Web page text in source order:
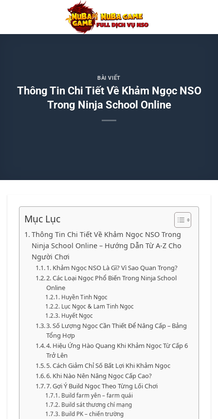
nội
BÀI VIẾT
Thông Tin Chi Tiết Về Khảm Ngọc NSO
Trong Ninja School Online
Mục Lục
Thông Tin Chi Tiết Về Khảm Ngọc NSO Trong
Ninja School Online – Hướng Dẫn Từ A-Z Cho
Người Chơi
1. Khảm Ngọc NSO Là Gì? Vì Sao Quan Trọng?
2. Các Loại Ngọc Phổ Biến Trong Ninja School
Online
Huyền Tinh Ngọc
Lục Ngọc & Lam Tinh Ngọc
Huyết Ngọc
3. Số Lượng Ngọc Cần Thiết Để Nâng Cấp – Bảng
Tổng Hợp
4. Hiệu Ứng Hào Quang Khi Khảm Ngọc Từ Cấp 6
Trở Lên
5. Cách Giảm Chỉ Số Bất Lợi Khi Khảm Ngọc
6. Khi Nào Nên Nâng Ngọc Cấp Cao?
7. Gợi Ý Build Ngọc Theo Từng Lối Chơi
Build farm yên – farm quái
Build sát thương chí mạng
Build PK – chiến trường